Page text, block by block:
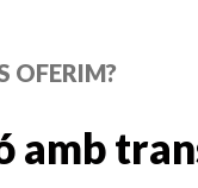
OFERIM?
amb